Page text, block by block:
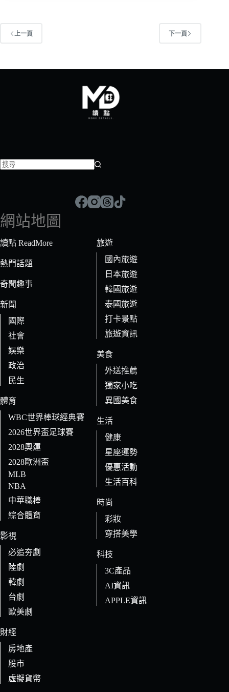
上一頁 下一頁
符
合
條
的
果
網站地圖
讀點 ReadMore
熱門話題
奇聞趣事
新聞
國際
社會
娛樂
政治
民生
體育
WBC世界棒球經典賽
2026世界盃足球賽
2028奧運
2028歐洲盃
MLB
NBA
中華職棒
綜合體育
影視
必追夯劇
陸劇
韓劇
台劇
歐美劇
財經
房地產
股市
虛擬貨幣
旅遊
國內旅遊
日本旅遊
韓國旅遊
泰國旅遊
打卡景點
旅遊資訊
美食
外送推薦
獨家小吃
異國美食
生活
健康
星座運勢
優惠活動
生活百科
時尚
彩妝
穿搭美學
科技
3C產品
AI資訊
APPLE資訊